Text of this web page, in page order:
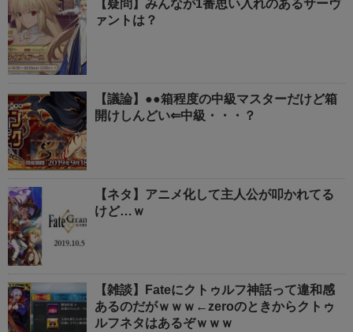
【疑問】みんなが1番思い入れのあるサーヴ
ァントは？
【議論】●●箱程度の中級マスターだけど箱
開けしんどい⇐中級・・・？
【ネタ】アニメ化して主人公が叩かれてる
けど…ｗ
【雑談】Fateにクトゥルフ神話って違和感
あるのだがｗｗｗ←zeroのときからクトゥ
ルフネタはあるぞｗｗｗ